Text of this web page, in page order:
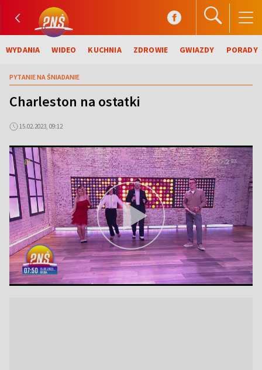
WYDANIA WIDEO KUCHNIA ZDROWIE GWIAZDY PORADY
PYTANIE NA ŚNIADANIE
Charleston na ostatki
15.02.2023, 09:12